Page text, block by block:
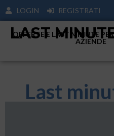
LOGIN REGISTRATI
LAST
OFFERTE E LAST MINUTE
AZIENDE
Last